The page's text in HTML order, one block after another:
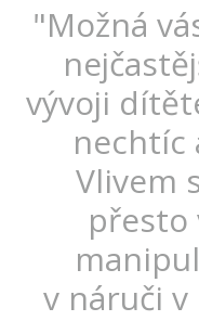
"Možná
vývoji
nechtíc
Vlivem
přesto
v náruči